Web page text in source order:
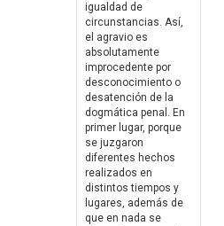
igualdad de
circunstancias. Así,
el agravio es
absolutamente
improcedente por
desconocimiento o
desatención de la
dogmática penal. En
primer lugar, porque
se juzgaron
diferentes hechos
realizados en
distintos tiempos y
lugares, además de
que en nada se